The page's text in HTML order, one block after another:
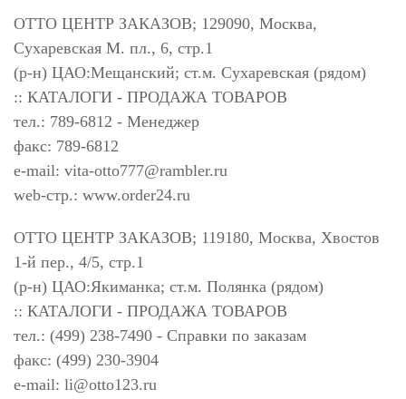
ОТТО ЦЕНТР ЗАКАЗОВ; 129090, Москва,
Сухаревская М. пл., 6, стр.1
(р-н) ЦАО:Мещанский; ст.м. Сухаревская (рядом)
:: КАТАЛОГИ - ПРОДАЖА ТОВАРОВ
тел.: 789-6812 - Менеджер
факс: 789-6812
e-mail: vita-otto777@rambler.ru
web-стр.: www.order24.ru
ОТТО ЦЕНТР ЗАКАЗОВ; 119180, Москва, Хвостов
1-й пер., 4/5, стр.1
(р-н) ЦАО:Якиманка; ст.м. Полянка (рядом)
:: КАТАЛОГИ - ПРОДАЖА ТОВАРОВ
тел.: (499) 238-7490 - Справки по заказам
факс: (499) 230-3904
e-mail: li@otto123.ru